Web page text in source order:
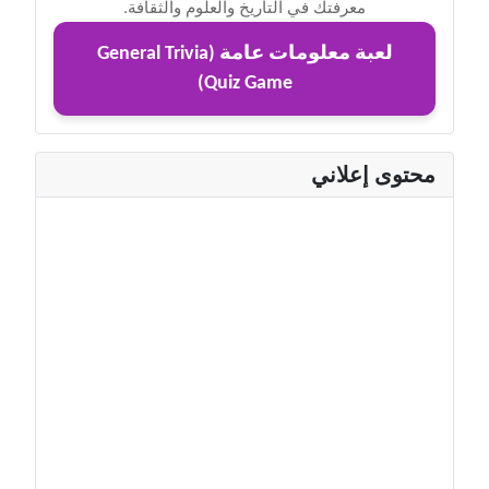
معرفتك في التاريخ والعلوم والثقافة.
لعبة معلومات عامة (General Trivia
Quiz Game)
محتوى إعلاني